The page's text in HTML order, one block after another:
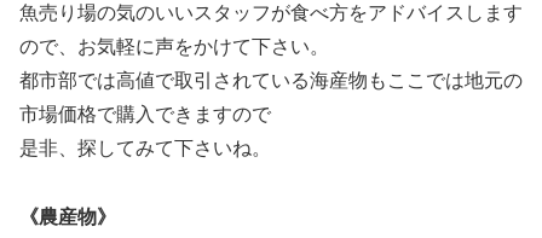
魚売り場の気のいいスタッフが食べ方をアドバイスします
ので、お気軽に声をかけて下さい。
都市部では高値で取引されている海産物もここでは地元の
市場価格で購入できますので
是非、探してみて下さいね。
《農産物》